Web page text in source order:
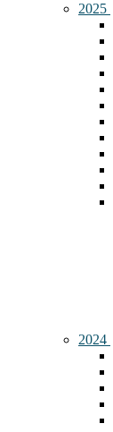
2025
2024